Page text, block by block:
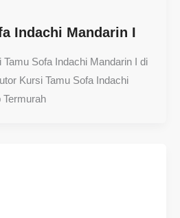
Indachi Mandarin I
Sofa Indachi Mandarin I di
Kursi Tamu Sofa Indachi
Termurah